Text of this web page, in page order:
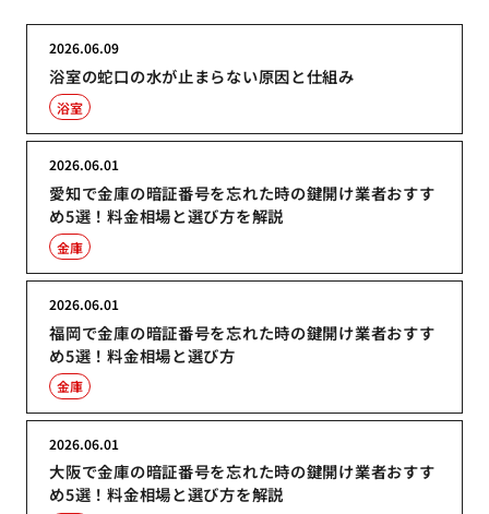
浴室の蛇口の水が止まらない原因と仕組み
2026.06.09
浴室
愛知で金庫の暗証番号を忘れた時の鍵開け業者おすす
め5選！料金相場と選び方を解説
2026.06.01
金庫
福岡で金庫の暗証番号を忘れた時の鍵開け業者おすす
め5選！料金相場と選び方
2026.06.01
金庫
大阪で金庫の暗証番号を忘れた時の鍵開け業者おすす
め5選！料金相場と選び方を解説
2026.06.01